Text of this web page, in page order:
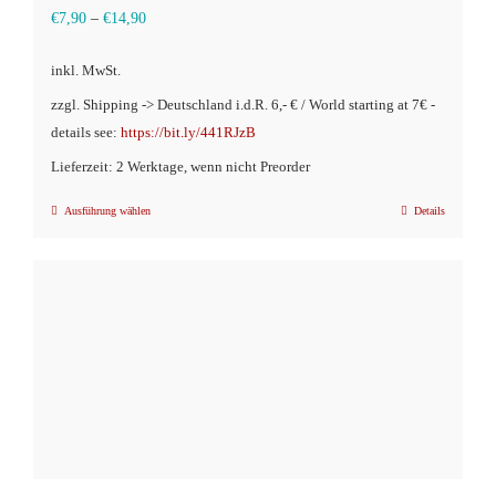
€7,90 – €14,90
inkl. MwSt.
zzgl. Shipping -> Deutschland i.d.R. 6,- € / World starting at 7€ -
details see: https://bit.ly/441RJzB
Lieferzeit: 2 Werktage, wenn nicht Preorder
Ausführung wählenDieses
Details